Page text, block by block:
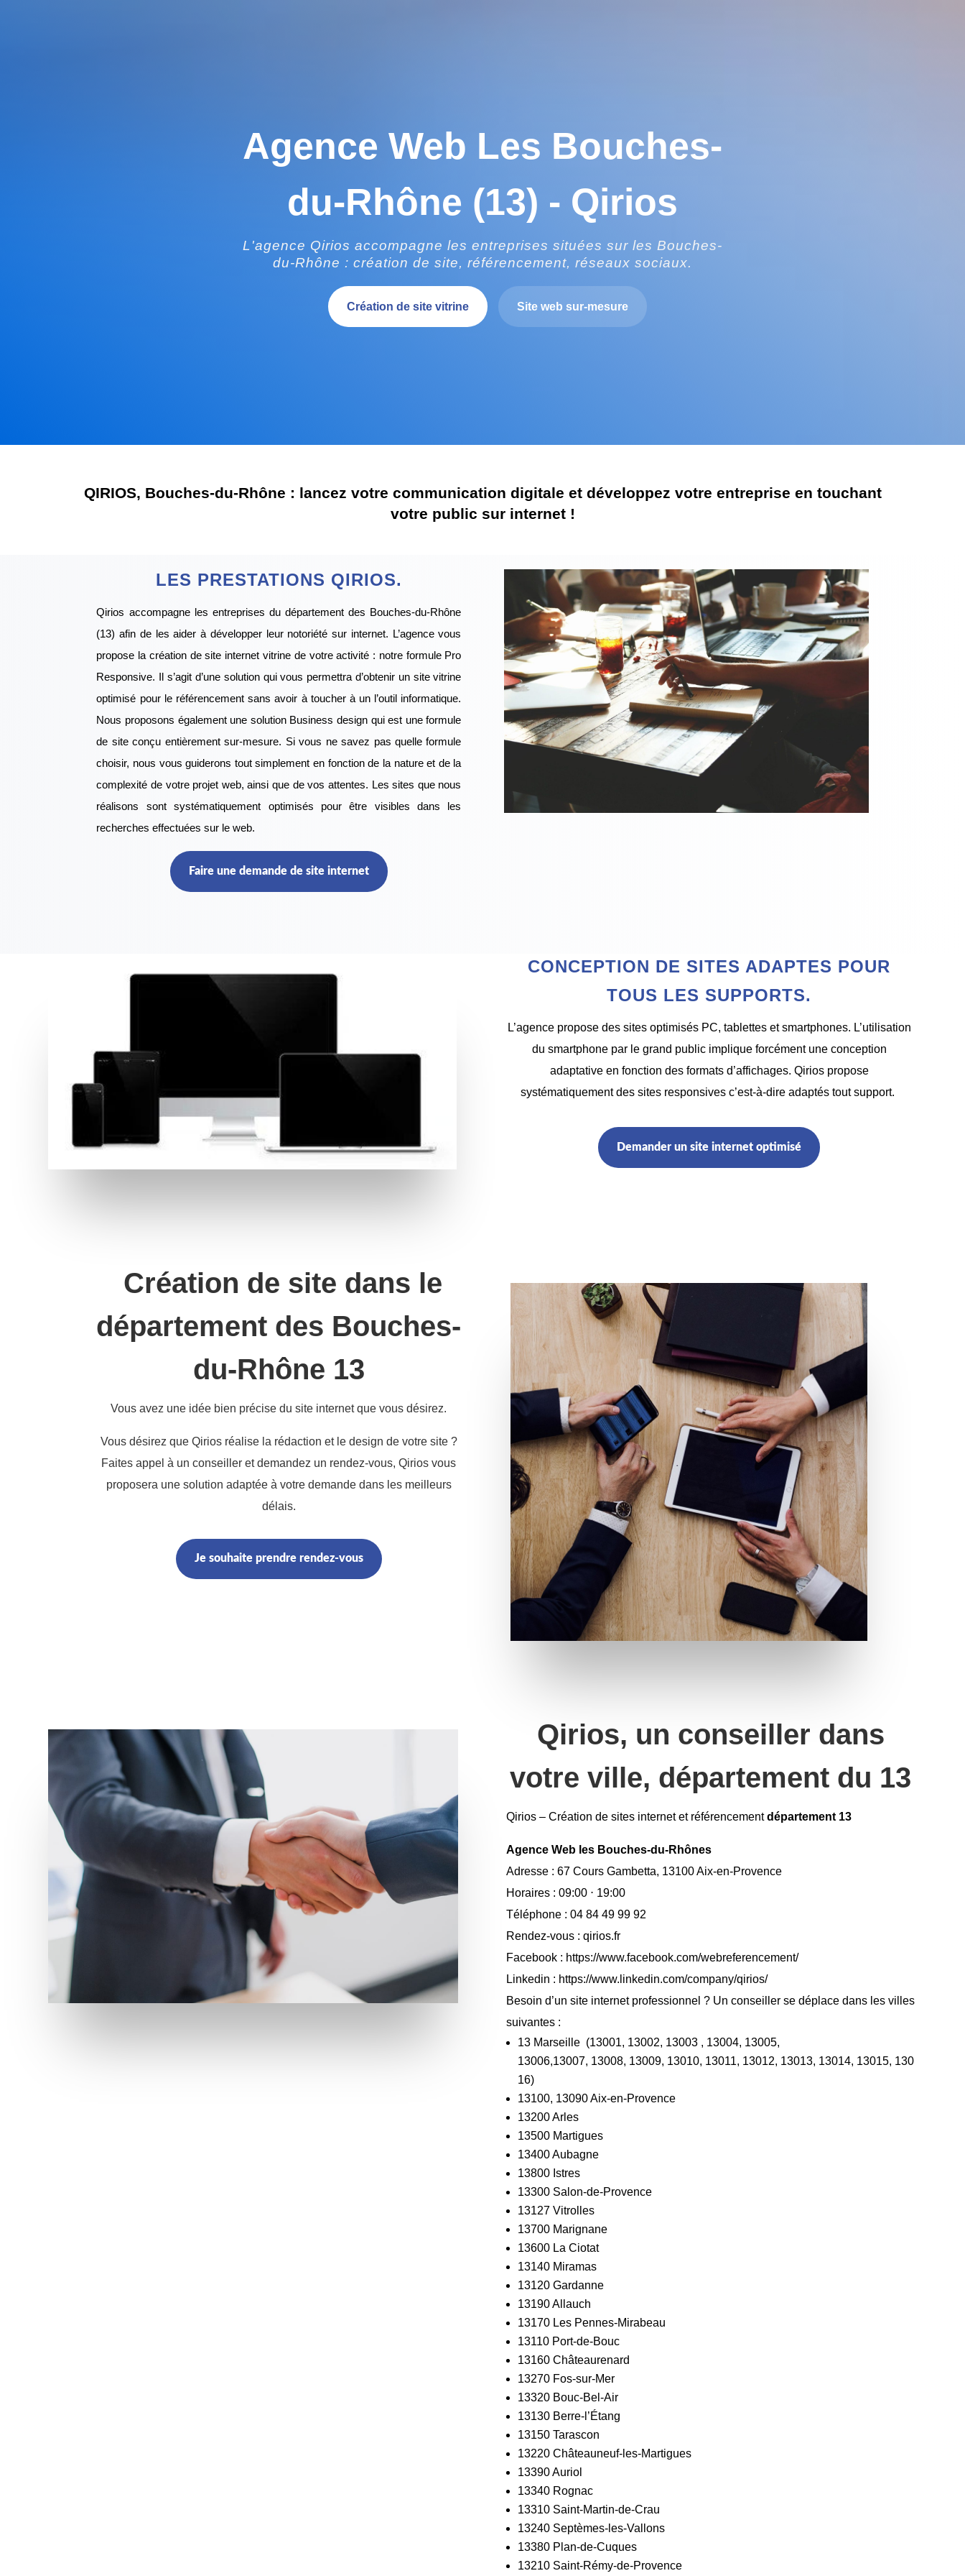
Agence Web Les Bouches-
du-Rhône (13) - Qirios
L'agence Qirios accompagne les entreprises situées sur les Bouches-
du-Rhône : création de site, référencement, réseaux sociaux.
Création de site vitrine Site web sur-mesure
QIRIOS, Bouches-du-Rhône : lancez votre communication digitale et développez votre entreprise en touchant
votre public sur internet !
LES PRESTATIONS QIRIOS.
Qirios accompagne les entreprises du département des Bouches-du-Rhône
(13) afin de les aider à développer leur notoriété sur internet. L’agence vous
propose la création de site internet vitrine de votre activité : notre formule Pro
Responsive. Il s’agit d’une solution qui vous permettra d’obtenir un site vitrine
optimisé pour le référencement sans avoir à toucher à un l’outil informatique.
Nous proposons également une solution Business design qui est une formule
de site conçu entièrement sur-mesure. Si vous ne savez pas quelle formule
choisir, nous vous guiderons tout simplement en fonction de la nature et de la
complexité de votre projet web, ainsi que de vos attentes. Les sites que nous
réalisons sont systématiquement optimisés pour être visibles dans les
recherches effectuées sur le web.
Faire une demande de site internet
CONCEPTION DE SITES ADAPTES POUR
TOUS LES SUPPORTS.
L’agence propose des sites optimisés PC, tablettes et smartphones. L’utilisation
du smartphone par le grand public implique forcément une conception
adaptative en fonction des formats d’affichages. Qirios propose
systématiquement des sites responsives c’est-à-dire adaptés tout support.
Demander un site internet optimisé
Création de site dans le
département des Bouches-
du-Rhône 13
Vous avez une idée bien précise du site internet que vous désirez.
Vous désirez que Qirios réalise la rédaction et le design de votre site ?
Faites appel à un conseiller et demandez un rendez-vous, Qirios vous
proposera une solution adaptée à votre demande dans les meilleurs
délais.
Je souhaite prendre rendez-vous
Qirios, un conseiller dans
votre ville, département du 13
Qirios – Création de sites internet et référencementdépartement 13
Agence Web les Bouches-du-Rhônes
Adresse: 67 Cours Gambetta, 13100 Aix-en-Provence
Horaires: 09:00 ⋅ 19:00
Téléphone: 04 84 49 99 92
Rendez-vous : qirios.fr
Facebook : https://www.facebook.com/webreferencement/
Linkedin : https://www.linkedin.com/company/qirios/
Besoin d’un site internet professionnel ? Un conseiller se déplace dans les villes
suivantes :
13 Marseille (13001, 13002, 13003 , 13004, 13005,
13006,13007, 13008, 13009, 13010, 13011, 13012, 13013, 13014, 13015, 130
16)
13100, 13090 Aix-en-Provence
13200 Arles
13500 Martigues
13400 Aubagne
13800 Istres
13300 Salon-de-Provence
13127 Vitrolles
13700 Marignane
13600 La Ciotat
13140 Miramas
13120 Gardanne
13190 Allauch
13170 Les Pennes-Mirabeau
13110 Port-de-Bouc
13160 Châteaurenard
13270 Fos-sur-Mer
13320 Bouc-Bel-Air
13130 Berre-l’Étang
13150 Tarascon
13220 Châteauneuf-les-Martigues
13390 Auriol
13340 Rognac
13310 Saint-Martin-de-Crau
13240 Septèmes-les-Vallons
13380 Plan-de-Cuques
13210 Saint-Rémy-de-Provence